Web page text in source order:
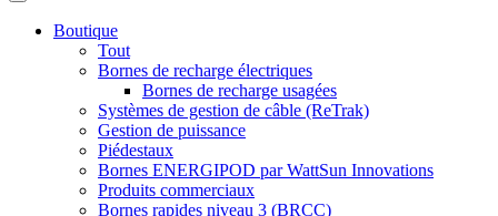
Boutique
Tout
Bornes de recharge électriques
Bornes de recharge usagées
Systèmes de gestion de câble (ReTrak)
Gestion de puissance
Piédestaux
Bornes ENERGIPOD par WattSun Innovations
Produits commerciaux
Bornes rapides niveau 3 (BRCC)